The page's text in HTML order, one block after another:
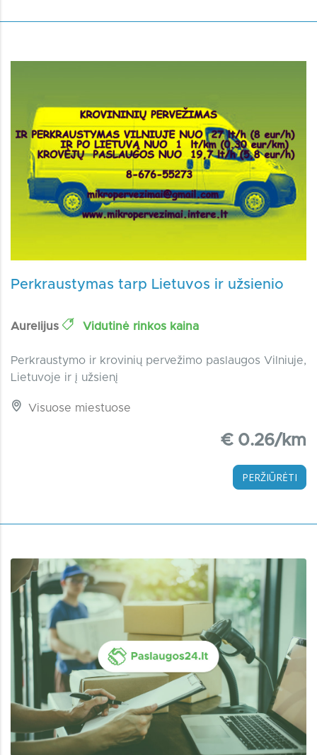
Perkraustymas tarp Lietuvos ir užsienio
Aurelijus Vidutinė rinkos kaina
Perkraustymo ir krovinių pervežimo paslaugos Vilniuje,
Lietuvoje ir į užsienį
Visuose miestuose
€ 0.26/km
PERŽIŪRĖTI